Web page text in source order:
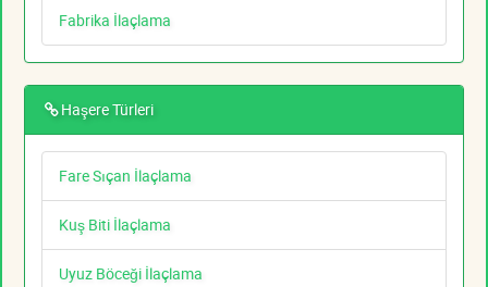
Fabrika İlaçlama
Haşere Türleri
Fare Sıçan İlaçlama
Kuş Biti İlaçlama
Uyuz Böceği İlaçlama